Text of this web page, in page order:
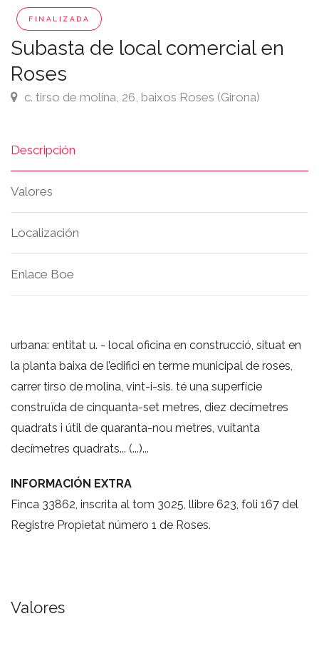
FINALIZADA
Subasta de local comercial en
Roses
c. tirso de molina, 26, baixos Roses (Girona)
Descripción
Valores
Localización
Enlace Boe
urbana: entitat u. - local oficina en construcció, situat en
la planta baixa de l’edifici en terme municipal de roses,
carrer tirso de molina, vint-i-sis. té una superfície
construïda de cinquanta-set metres, diez decímetres
quadrats i útil de quaranta-nou metres, vuitanta
decímetres quadrats... (...)...
INFORMACIÓN EXTRA
Finca 33862, inscrita al tom 3025, llibre 623, foli 167 del
Registre Propietat número 1 de Roses.
Valores